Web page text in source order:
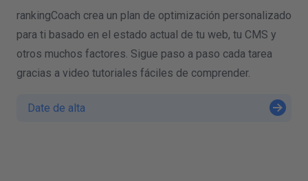
rankingCoach crea un plan de optimización personalizado
para ti basado en el estado actual de tu web, tu CMS y
otros muchos factores. Sigue paso a paso cada tarea
gracias a video tutoriales fáciles de comprender.
Date de alta